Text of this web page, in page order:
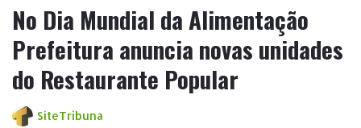
No Dia Mundial da Alimentação
Prefeitura anuncia novas unidades
do Restaurante Popular
SiteTribuna